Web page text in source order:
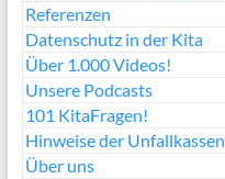
Referenzen
Datenschutz in der Kita
Über 1.000 Videos!
Unsere Podcasts
101 KitaFragen!
Hinweise der Unfallkassen
Über uns